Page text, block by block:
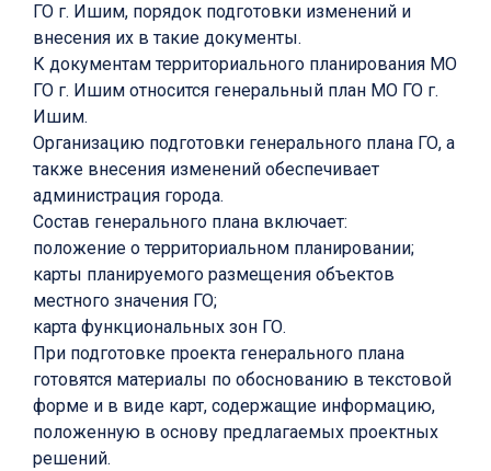
ГО г. Ишим, порядок подготовки изменений и
внесения их в такие документы.
К документам территориального планирования МО
ГО г. Ишим относится генеральный план МО ГО г.
Ишим.
Организацию подготовки генерального плана ГО, а
также внесения изменений обеспечивает
администрация города.
Состав генерального плана включает:
положение о территориальном планировании;
карты планируемого размещения объектов
местного значения ГО;
карта функциональных зон ГО.
При подготовке проекта генерального плана
готовятся материалы по обоснованию в текстовой
форме и в виде карт, содержащие информацию,
положенную в основу предлагаемых проектных
решений.